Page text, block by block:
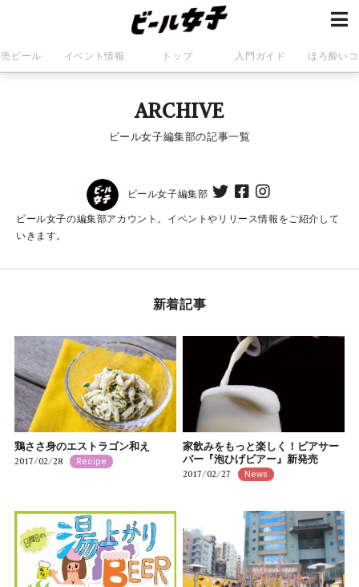
ビール イベント情報 トップ 入門ガイド ほろ酔い
ARCHIVE
ビール女子編集部の記事一覧
ビール女子編集部
ビール女子の編集部アカウント。イベントやリリース情報をご紹介して
いきます。
新着記事
鶏ささ身のエストラゴン和え
2017/02/28 Recipe
家飲みをもっと楽しく！ビアサー
バー『泡ひげビアー』新発売
2017/02/27 News